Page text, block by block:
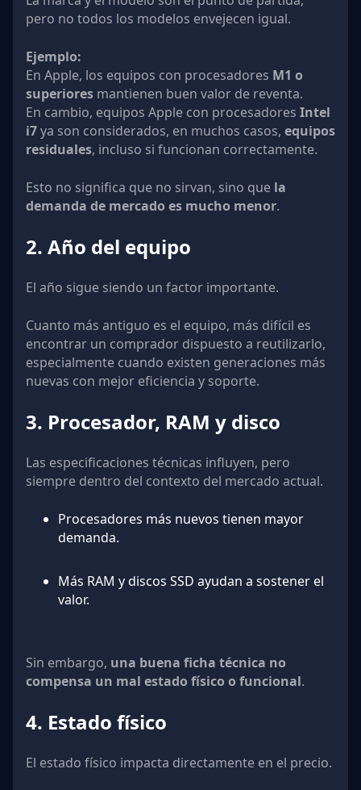
pero no todos los modelos envejecen igual.
Ejemplo:
En Apple, los equipos con procesadores M1 o
superiores mantienen buen valor de reventa.
En cambio, equipos Apple con procesadores Intel
i7ya son considerados, en muchos casos, equipos
residuales, incluso si funcionan correctamente.
Esto no significa que no sirvan, sino que la
demanda de mercado es mucho menor.
2. Año del equipo
El año sigue siendo un factor importante.
Cuanto más antiguo es el equipo, más difícil es
encontrar un comprador dispuesto a reutilizarlo,
especialmente cuando existen generaciones más
nuevas con mejor eficiencia y soporte.
3. Procesador, RAM y disco
Las especificaciones técnicas influyen, pero
siempre dentro del contexto del mercado actual.
Procesadores más nuevos tienen mayor
demanda.
Más RAM y discos SSD ayudan a sostener el
valor.
Sin embargo, una buena ficha técnica no
compensa un mal estado físico o funcional.
4. Estado físico
El estado físico impacta directamente en el precio.